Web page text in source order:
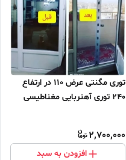
توری مگنتی عرض 110 در ارتفاع
240 توری آهنربایی مغناطیسی
مغازه پرده مغازه
2,700,000
افزودن به سبد